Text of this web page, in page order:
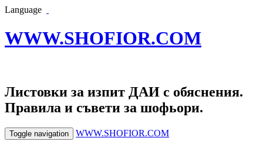
Language
WWW.SHOFIOR.COM
Листовки за изпит ДАИ с обяснения.
Правила и съвети за шофьори.
Toggle navigation WWW.SHOFIOR.COM